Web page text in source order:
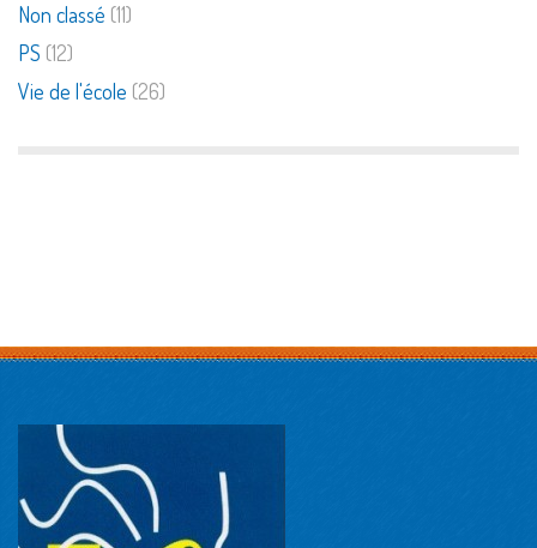
Non classé (11)
PS (12)
Vie de l'école (26)